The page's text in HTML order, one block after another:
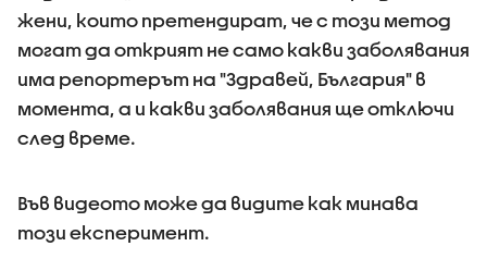
жени, които претендират, че с този метод
могат да открият не само какви заболявания
има репортерът на "Здравей, България" в
момента, а и какви заболявания ще отключи
след време.
Във видеото може да видите как минава
този експеримент.